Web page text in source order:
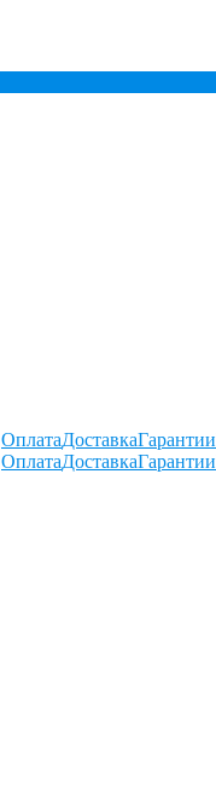
Оплата
Оплата
Доставка
Доставка
Гарантии
Гарантии